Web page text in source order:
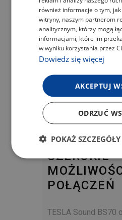
power banku.
dowolnego
podłączyć poprzez
komórkowych,
inteligentnych
nie tylko wspaniałe
dźwiękowe w
także praktyczną
dzięki której nie
SZEROKIE
POŁĄCZEŃ
TESLA Sound BS70
również informacje o tym,
witryny, naszym partnerom
analitycznym, którzy mogą
informacjami, które im
w wyniku korzystania przez
Dowiedz się więcej
AKCEPTUJ
ODRZUĆ
POKAŻ SZCZEGÓŁY